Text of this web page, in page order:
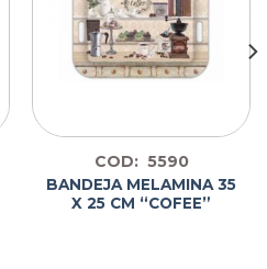
COD: 5590
BANDEJA MELAMINA 35
X 25 CM “COFEE”